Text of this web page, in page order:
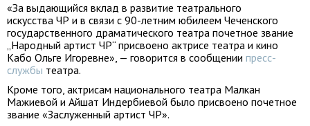
«За выдающийся вклад в развитие театрального
искусства ЧР и в связи с 90-летним юбилеем Чеченского
государственного драматического театра почетное звание
„Народный артист ЧР“ присвоено актрисе театра и кино
Кабо Ольге Игоревне», — говорится в сообщении пресс-
службы театра.
Кроме того, актрисам национального театра Малкан
Мажиевой и Айшат Индербиевой было присвоено почетное
звание «Заслуженный артист ЧР».